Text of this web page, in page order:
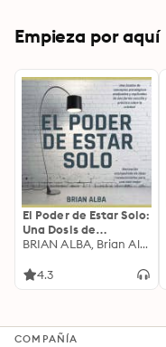
Firm, and Calm
Guidance- From
Empieza por aquí
El Poder de Estar Solo:
Una Dosis de
Motivación
Ideas Revolucionarias
BRIAN ALBA, Brian Alba
4.3
COMPAÑÍA